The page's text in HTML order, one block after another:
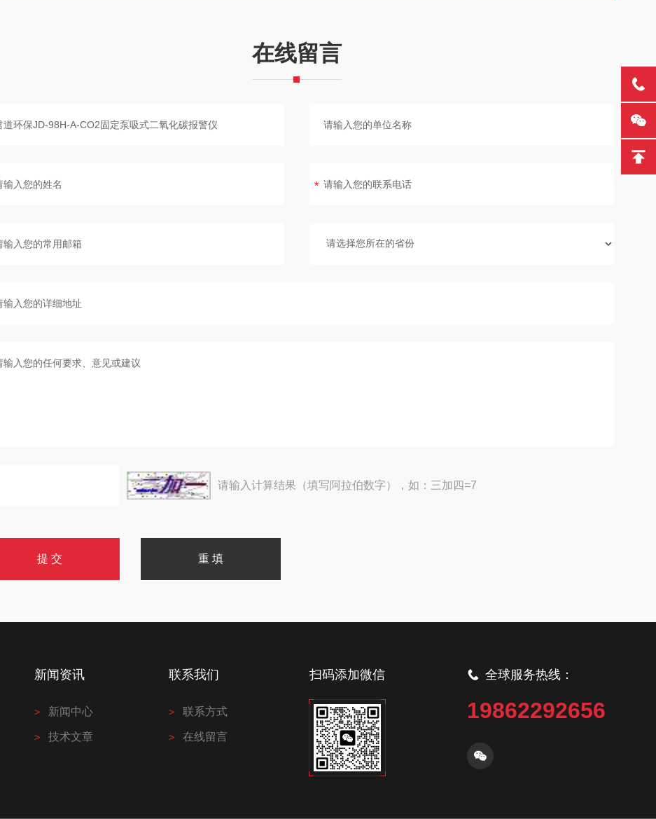
在线留言
请输入计算结果（填写阿拉伯数字），如：三加四=7
新闻资讯
新闻中心
技术文章
联系我们
联系方式
在线留言
扫码添加微信 全球服务热线：
19862292656